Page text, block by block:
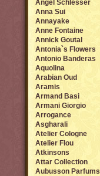
Angel Sсhlesser
Anna Sui
Annayake
Anne Fontaine
Annick Goutal
Antonia`s Flowers
Antonio Banderas
Aquolina
Arabian Oud
Aramis
Armand Basi
Armani Giorgio
Arrogance
Asgharali
Atelier Cologne
Atelier Flou
Atkinsons
Attar Collection
Aubusson Parfums